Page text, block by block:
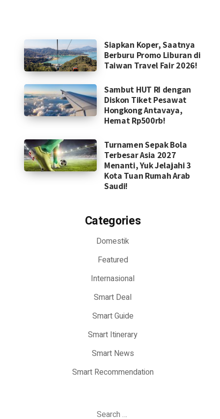
Siapkan Koper, Saatnya
Berburu Promo Liburan di
Taiwan Travel Fair 2026!
Sambut HUT RI dengan
Diskon Tiket Pesawat
Hongkong Antavaya,
Hemat Rp500rb!
Turnamen Sepak Bola
Terbesar Asia 2027
Menanti, Yuk Jelajahi 3
Kota Tuan Rumah Arab
Saudi!
Categories
Domestik
Featured
Internasional
Smart Deal
Smart Guide
Smart Itinerary
Smart News
Smart Recommendation